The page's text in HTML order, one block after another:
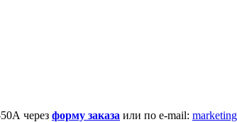
через форму заказа или по e-mail: